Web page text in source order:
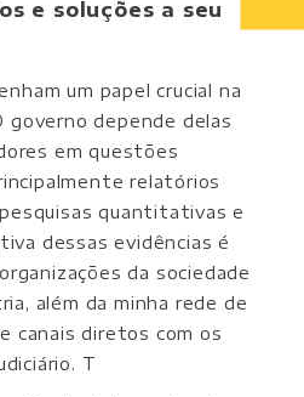
e soluções a seu
um papel crucial na
governo depende delas
em questões
relatórios
quantitativas e
dessas evidências é
da sociedade
além da minha rede de
canais diretos com os
T